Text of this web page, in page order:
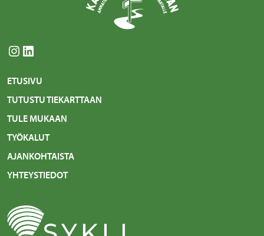
Instagram LinkedIn
ETUSIVU
TUTUSTU TIEKARTTAAN
TULE MUKAAN
TYÖKALUT
AJANKOHTAISTA
YHTEYSTIEDOT